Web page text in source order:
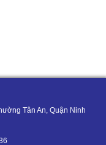
Tân An, Quận Ninh